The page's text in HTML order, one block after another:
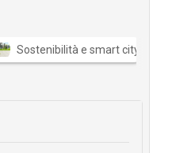
Sostenibilità e smart city